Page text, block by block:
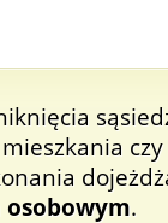
osobowym.